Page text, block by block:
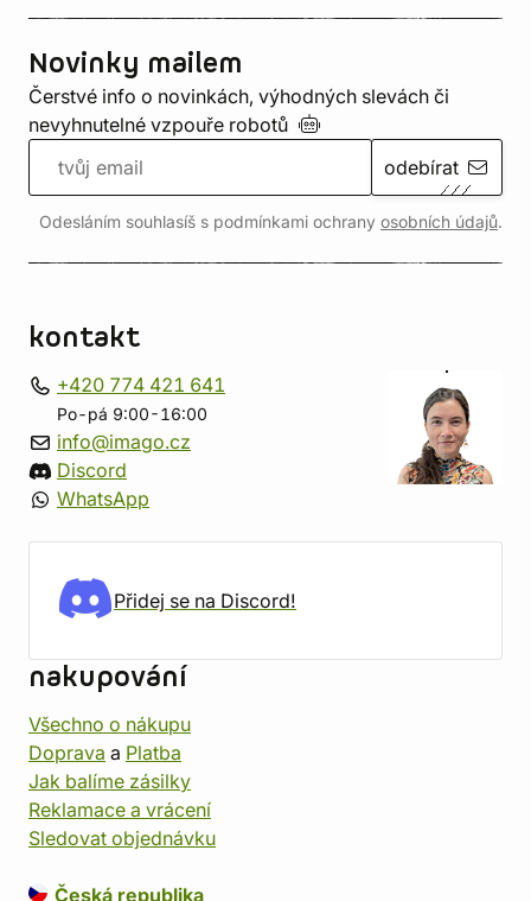
Novinky mailem
Čerstvé info o novinkách, výhodných slevách či
nevyhnutelné vzpouře robotů
odebírat
Odesláním souhlasíš s podmínkami ochrany osobních údajů.
kontakt
+420 774 421 641
Po-pá 9:00-16:00
info@imago.cz
Discord
WhatsApp
Přidej se na Discord!
nakupování
Všechno o nákupu
Doprava a Platba
Jak balíme zásilky
Reklamace a vrácení
Sledovat objednávku
Česká republika